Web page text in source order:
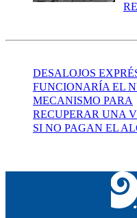
DESALOJOS
FUNCIONARÍA EL
MECANISMO PARA
RECUPERAR UNA
SI NO PAGAN EL